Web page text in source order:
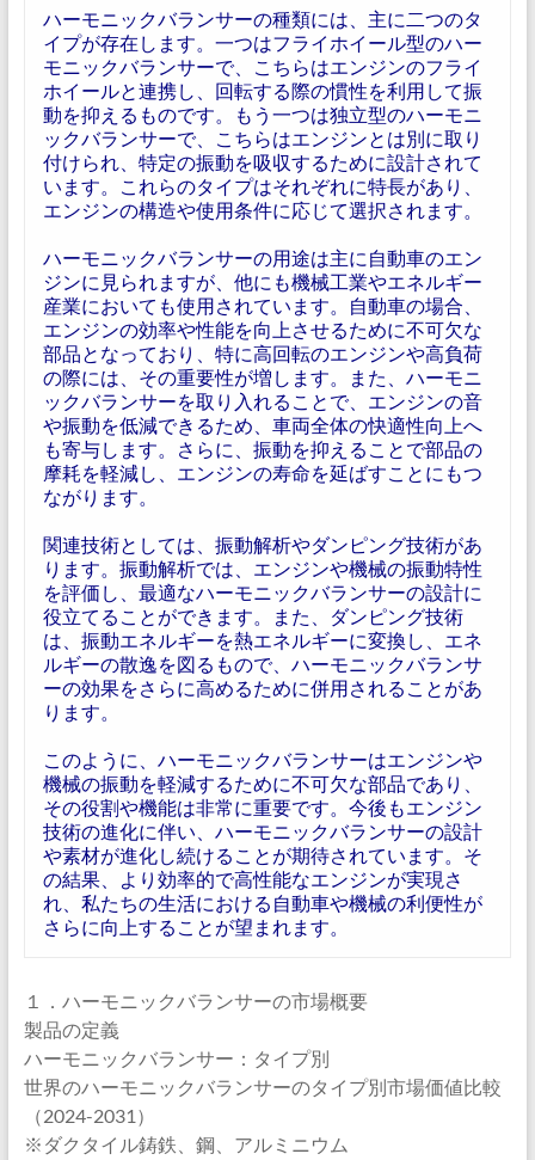
ハーモニックバランサーの種類には、主に二つのタ
イプが存在します。一つはフライホイール型のハー
モニックバランサーで、こちらはエンジンのフライ
ホイールと連携し、回転する際の慣性を利用して振
動を抑えるものです。もう一つは独立型のハーモニ
ックバランサーで、こちらはエンジンとは別に取り
付けられ、特定の振動を吸収するために設計されて
います。これらのタイプはそれぞれに特長があり、
エンジンの構造や使用条件に応じて選択されます。
ハーモニックバランサーの用途は主に自動車のエン
ジンに見られますが、他にも機械工業やエネルギー
産業においても使用されています。自動車の場合、
エンジンの効率や性能を向上させるために不可欠な
部品となっており、特に高回転のエンジンや高負荷
の際には、その重要性が増します。また、ハーモニ
ックバランサーを取り入れることで、エンジンの音
や振動を低減できるため、車両全体の快適性向上へ
も寄与します。さらに、振動を抑えることで部品の
摩耗を軽減し、エンジンの寿命を延ばすことにもつ
ながります。
関連技術としては、振動解析やダンピング技術があ
ります。振動解析では、エンジンや機械の振動特性
を評価し、最適なハーモニックバランサーの設計に
役立てることができます。また、ダンピング技術
は、振動エネルギーを熱エネルギーに変換し、エネ
ルギーの散逸を図るもので、ハーモニックバランサ
ーの効果をさらに高めるために併用されることがあ
ります。
このように、ハーモニックバランサーはエンジンや
機械の振動を軽減するために不可欠な部品であり、
その役割や機能は非常に重要です。今後もエンジン
技術の進化に伴い、ハーモニックバランサーの設計
や素材が進化し続けることが期待されています。そ
の結果、より効率的で高性能なエンジンが実現さ
れ、私たちの生活における自動車や機械の利便性が
さらに向上することが望まれます。
１．ハーモニックバランサーの市場概要
製品の定義
ハーモニックバランサー：タイプ別
世界のハーモニックバランサーのタイプ別市場価値比較
（2024-2031）
※ダクタイル鋳鉄、鋼、アルミニウム